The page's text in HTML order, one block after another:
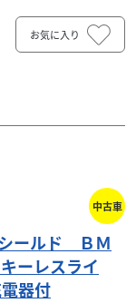
モトラッド 八千代
ス エンジン
ャンペーン
い）◼︎走る歓
ー、Ｆ９００
お気に入り
中古車
ールド ＢＭ
ーレスライ
器付